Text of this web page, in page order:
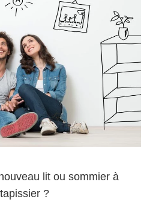
lit ou sommier à
?